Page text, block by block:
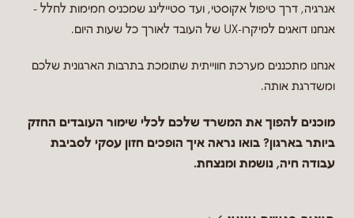
אנרגיה, דרך טיפול אקוסטי, ועד סטיילינג שמכניס חמימות לחלל -
אנחנו דואגים למיקרו-UX של העובד לאורך כל שעות היום.
אנחנו מתכננים מערכת חווייתית שתומכת בתרבות הארגונית שלכם
ומשדרגת אותה.
מוכנים להפוך את המשרד שלכם לכלי שימור העובדים החזק
ביותר בארגון? בואו נראה איך הופכים חזון עסקי לסביבת
עבודה חיה, נושמת ומנצחת.